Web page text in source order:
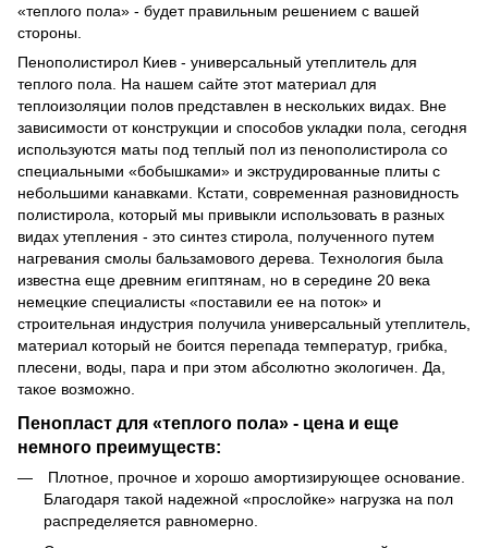
«теплого пола» - будет правильным решением с вашей
стороны.
Пенополистирол Киев - универсальный утеплитель для
теплого пола. На нашем сайте этот материал для
теплоизоляции полов представлен в нескольких видах. Вне
зависимости от конструкции и способов укладки пола, сегодня
используются маты под теплый пол из пенополистирола со
специальными «бобышками» и экструдированные плиты с
небольшими канавками. Кстати, современная разновидность
полистирола, который мы привыкли использовать в разных
видах утепления - это синтез стирола, полученного путем
нагревания смолы бальзамового дерева. Технология была
известна еще древним египтянам, но в середине 20 века
немецкие специалисты «поставили ее на поток» и
строительная индустрия получила универсальный утеплитель,
материал который не боится перепада температур, грибка,
плесени, воды, пара и при этом абсолютно экологичен. Да,
такое возможно.
Пенопласт для «теплого пола» - цена и еще
немного преимуществ:
Плотное, прочное и хорошо амортизирующее основание.
Благодаря такой надежной «прослойке» нагрузка на пол
распределяется равномерно.